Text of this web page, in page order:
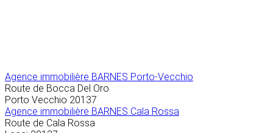
Agence immobilière BARNES Porto-Vecchio
Route de Bocca Del Oro
Porto Vecchio 20137
Agence immobilière BARNES Cala Rossa
Route de Cala Rossa